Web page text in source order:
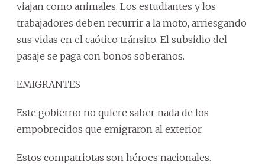
viajan como animales. Los estudiantes y los
trabajadores deben recurrir a la moto, arriesgando
sus vidas en el caótico tránsito. El subsidio del
pasaje se paga con bonos soberanos.
EMIGRANTES
Este gobierno no quiere saber nada de los
empobrecidos que emigraron al exterior.
Estos compatriotas son héroes nacionales.